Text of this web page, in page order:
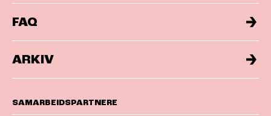
FAQ
ARKIV
SAMARBEIDSPARTNERE